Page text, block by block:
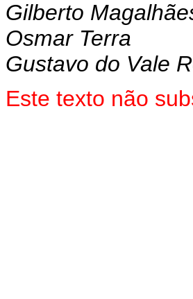
Gilberto
Osmar Terra
Gustavo do Vale
Este texto não